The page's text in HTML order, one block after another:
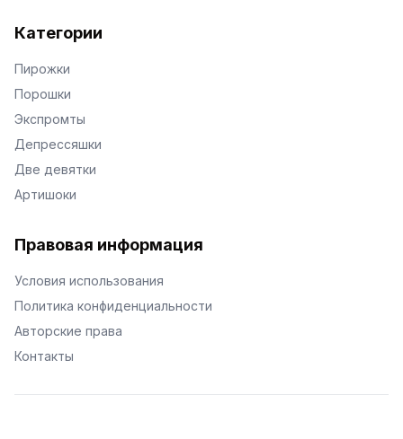
Категории
Пирожки
Порошки
Экспромты
Депрессяшки
Две девятки
Артишоки
Правовая информация
Условия использования
Политика конфиденциальности
Авторские права
Контакты